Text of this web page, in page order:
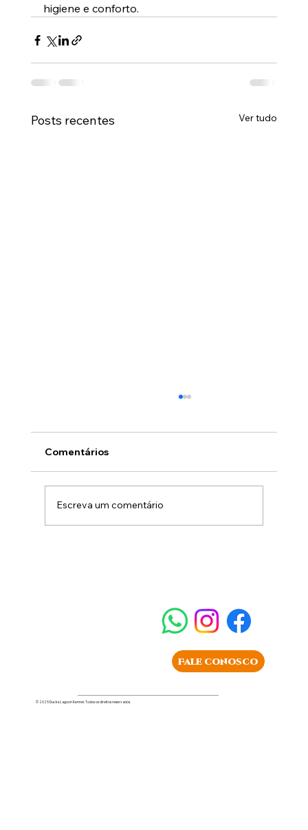
higiene e conforto.
Posts recentes Ver tudo
Comentários
Escreva um comentário
© 2025 Ducks Lagoon Kennel. Todos os direitos reservados.
Fale conosco